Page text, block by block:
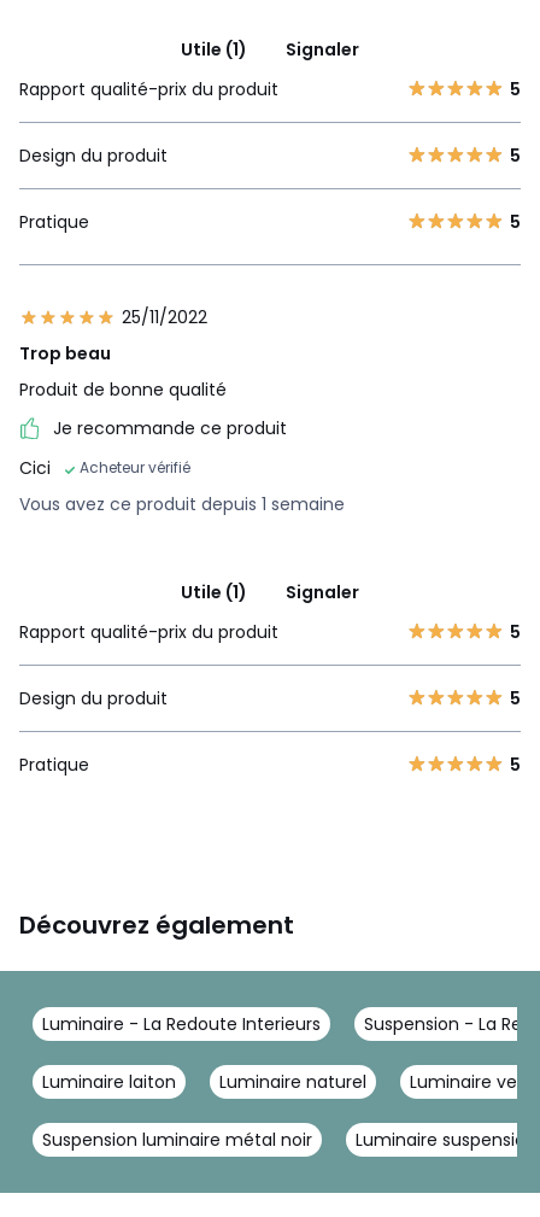
Utile (1)
Signaler
Rapport qualité-prix du produit
5
Design du produit 5
Pratique 5
25/11/2022
Trop beau
Produit de bonne qualité
Je recommande ce produit
Cici
Acheteur vérifié
Vous avez ce produit depuis 1 semaine
Utile (1)
Signaler
Rapport qualité-prix du produit
5
Design du produit 5
Pratique 5
Découvrez également
Luminaire - La Redoute Interieurs Suspension - La
Luminaire laiton Luminaire naturel Luminaire
Suspension luminaire métal noir Luminaire